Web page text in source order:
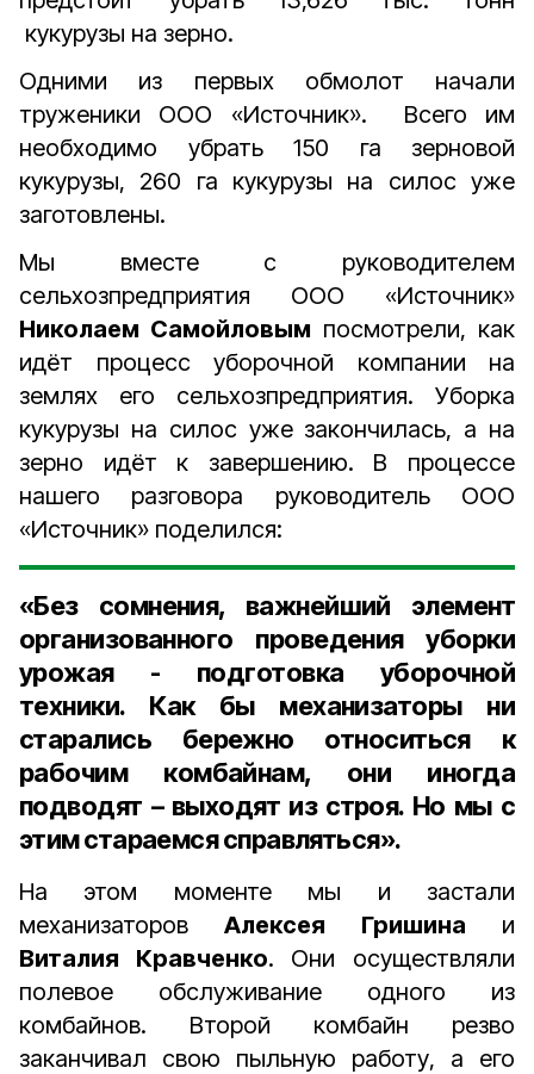
кукурузы на зерно.
Одними из первых обмолот начали
труженики ООО «Источник». Всего им
необходимо убрать 150 га зерновой
кукурузы, 260 га кукурузы на силос уже
заготовлены.
Мы вместе с руководителем
сельхозпредприятия ООО «Источник»
Николаем Самойловым посмотрели, как
идёт процесс уборочной компании на
землях его сельхозпредприятия. Уборка
кукурузы на силос уже закончилась, а на
зерно идёт к завершению. В процессе
нашего разговора руководитель ООО
«Источник» поделился:
«Без сомнения, важнейший элемент
организованного проведения уборки
урожая - подготовка уборочной
техники. Как бы механизаторы ни
старались бережно относиться к
рабочим комбайнам, они иногда
подводят – выходят из строя. Но мы с
этим стараемся справляться».
На этом моменте мы и застали
механизаторовАлексея Гришина и
Виталия Кравченко. Они осуществляли
полевое обслуживание одного из
комбайнов. Второй комбайн резво
заканчивал свою пыльную работу, а его